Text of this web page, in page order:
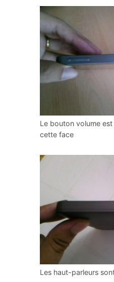
Le bouton volume
cette face
Les haut-parleurs